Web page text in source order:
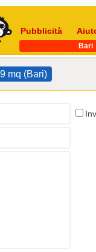
Pubblicità
Bari
mq (Bari)